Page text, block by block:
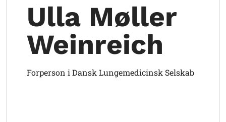
Ulla Møller
Weinreich
Forperson i Dansk Lungemedicinsk Selskab